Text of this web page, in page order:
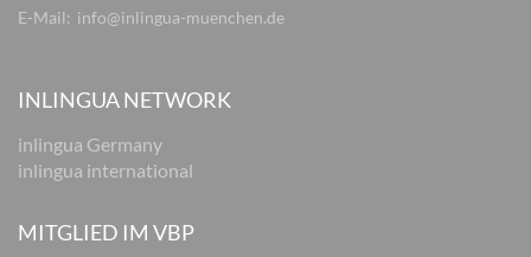
E-Mail: info@inlingua-muenchen.de
INLINGUA NETWORK
inlingua Germany
inlingua international
MITGLIED IM VBP